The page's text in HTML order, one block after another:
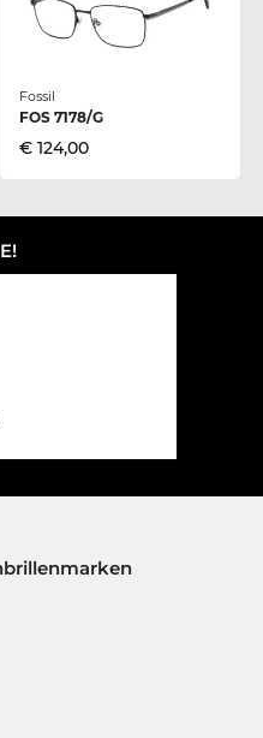
Fossil
FOS 7178/G
€ 124,00